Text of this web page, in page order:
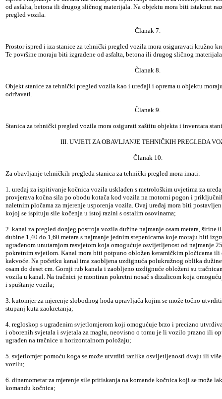
od asfalta, betona ili drugog sličnog materijala. Na objektu mora biti istaknut
pregled vozila.
Članak 7.
Prostor ispred i iza stanice za tehnički pregled vozila mora osiguravati kružno
Te površine moraju biti izgrađene od asfalta, betona ili drugog sličnog
Članak 8.
Objekt stanice za tehnički pregled vozila kao i uređaji i oprema u objektu
održavati.
Članak 9.
Stanica za tehnički pregled vozila mora osigurati zaštitu objekta i inventara
III. UVJETI ZA OBAVLJANJE TEHNIČKIH PREGLEDA
Članak 10.
Za obavljanje tehničkih pregleda stanica za tehnički pregled mora imati:
1. uređaj za ispitivanje kočnica vozila usklađen s metrološkim uvjetima za
provjerava kočna sila po obodu kotača kod vozila na motorni pogon i
naletnim pločama za mjerenje usporenja vozila. Ovaj uređaj mora biti
kojoj se ispituju sile kočenja u istoj razini s ostalim osovinama;
2. kanal za pregled donjeg postroja vozila dužine najmanje osam metara, širine
dubine 1,40 do 1,60 metara s najmanje jednim stepenicama koje moraju biti
ugrađenom unutarnjom rasvjetom koja omogućuje osvijetljenost od najmanje
pokretnim svjetlom. Kanal mora biti potpuno obložen keramičkim pločicama ili
kakvoće. Na početku kanal ima zaobljena uzdignuća polukružnog oblika
osam do deset cm. Gornji rub kanala i zaobljeno uzdignuće obloženi su
vozila u kanal. Na tračnici je montiran pokretni nosač s dizalicom koja
i spuštanje vozila;
3. kutomjer za mjerenje slobodnog hoda upravljača kojim se može točno
stupanj kuta zaokretanja;
4. regloskop s ugrađenim svjetlomjerom koji omogućuje brzo i precizno
i oborenih svjetala i svjetala za maglu, neovisno o tomu je li vozilo prazno ili
ugrađen na tračnice u horizontalnom položaju;
5. svjetlomjer pomoću koga se može utvrditi razlika osvijetljenosti dvaju ili
vozilu;
6. dinamometar za mjerenje sile pritiskanja na komande kočnica koji se može
komandu kočnica;